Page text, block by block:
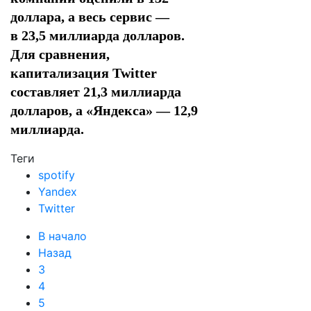
доллара, а весь сервис —
в 23,5 миллиарда долларов.
Для сравнения,
капитализация Twitter
составляет 21,3 миллиарда
долларов, а «Яндекса» — 12,9
миллиарда.
Теги
spotify
Yandex
Twitter
В начало
Назад
3
4
5